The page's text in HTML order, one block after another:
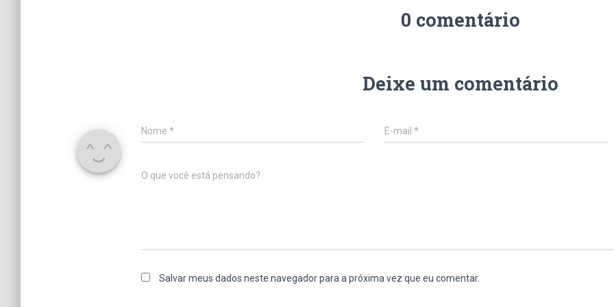
0 comentário
Deixe um comentário
Nome * E-mail*
O que você está pensando?
Salvar meus dados neste navegador para a próxima vez que eu comentar.